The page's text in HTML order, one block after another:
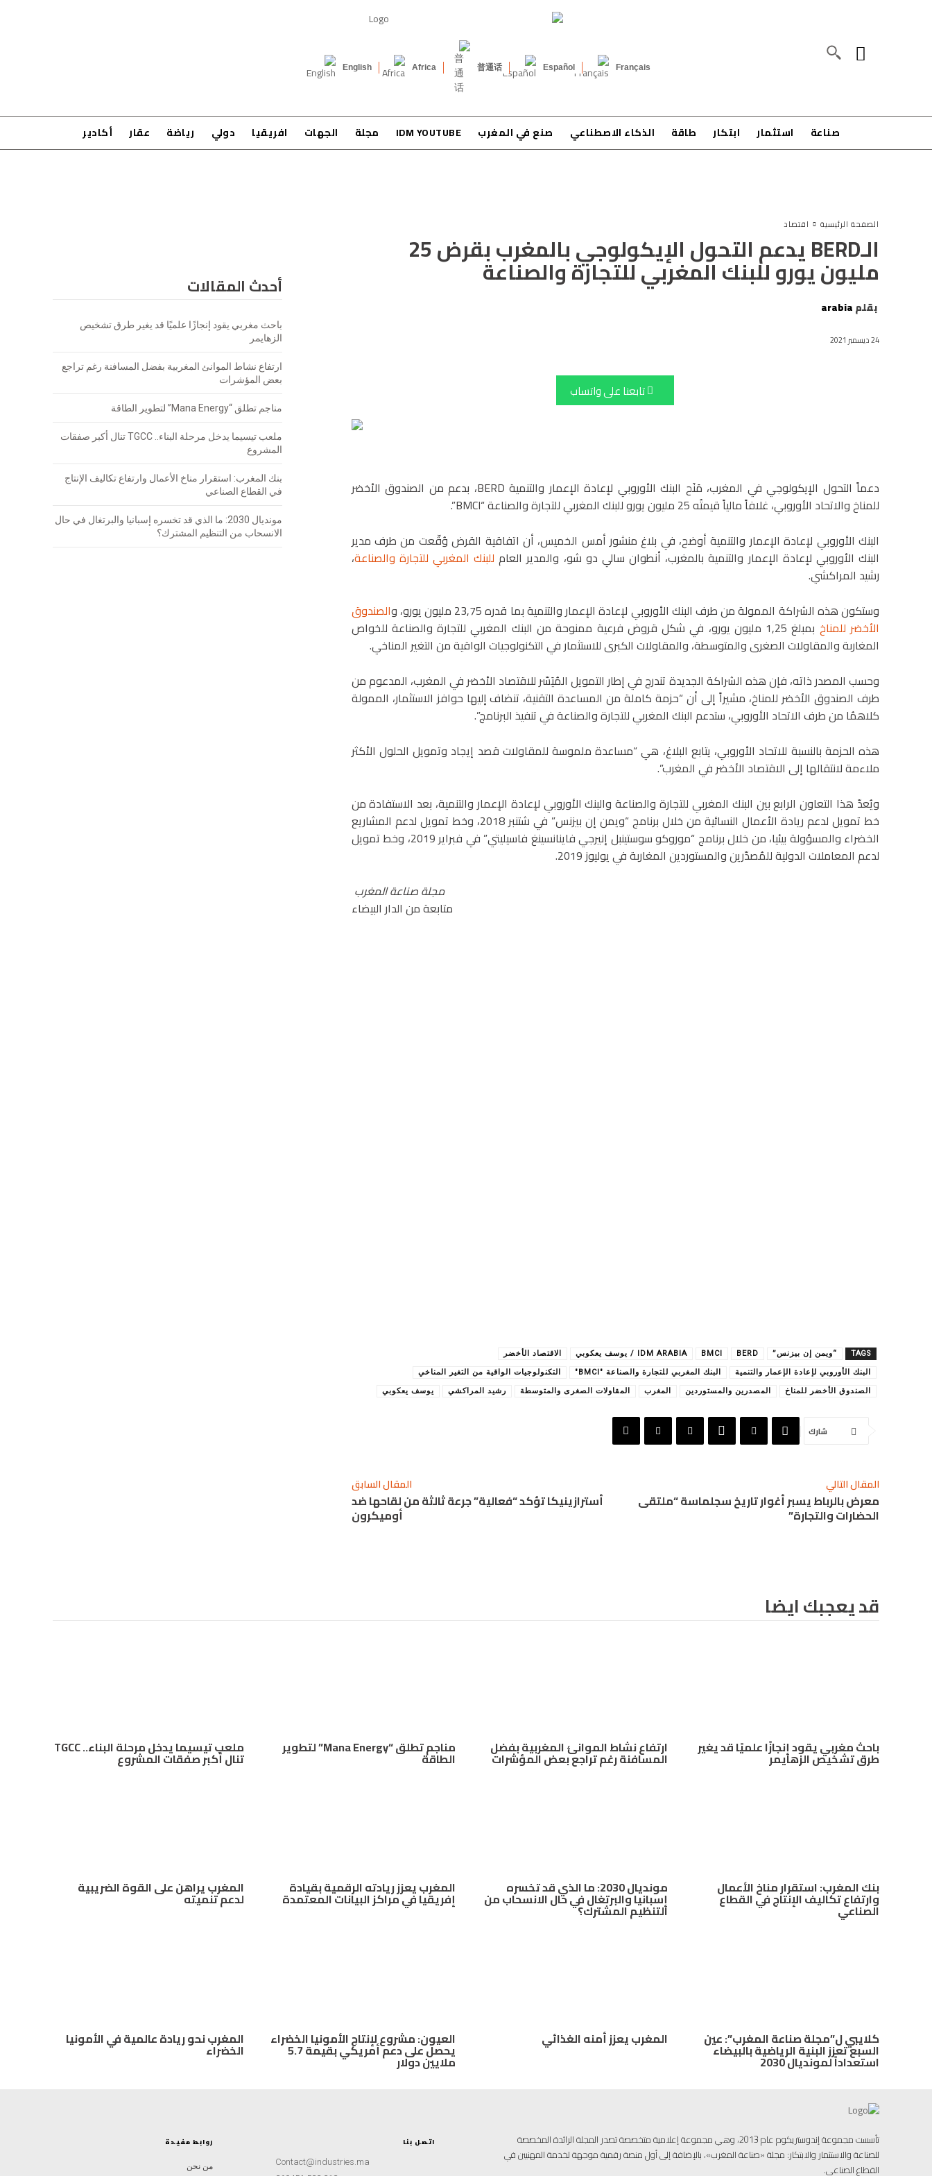
Français
Español
普通话
Africa
English
صناعة استثمار ابتكار طاقة الذكاء الاصطناعي صنع في المغرب IDM YOUTUBE مجلة الجهات افريقيا دولي رياضة عقار أكادير
الصفحة الرئيسية اقتصاد
أحدث المقالات
باحث مغربي يقود إنجازًا علميًا قد يغير طرق تشخيص
الزهايمر
ارتفاع نشاط الموانئ المغربية بفضل المسافنة رغم تراجع
بعض المؤشرات
مناجم تطلق “Mana Energy” لتطوير الطاقة
ملعب تيسيما يدخل مرحلة البناء.. TGCC تنال أكبر صفقات
المشروع
بنك المغرب: استقرار مناخ الأعمال وارتفاع تكاليف الإنتاج
في القطاع الصناعي
مونديال 2030: ما الذي قد تخسره إسبانيا والبرتغال في حال
الانسحاب من التنظيم المشترك؟
الـBERD يدعم التحول الإيكولوجي بالمغرب بقرض 25
مليون يورو للبنك المغربي للتجارة والصناعة
بقلمarabia
24 ديسمبر 2021
تابعنا على واتساب
دعماً التحول الإيكولوجي في المغرب، مَنَح البنك الأوروبي لإعادة الإعمار والتنمية BERD، بدعم من الصندوق الأخضر
للمناخ والاتحاد الأوروبي، غلافاً مالياً قيمتُه 25 مليون يورو للبنك المغربي للتجارة والصناعة “BMCI”.
البنك الأوروبي لإعادة الإعمار والتنمية أوضح، في بلاغ منشور أمس الخميس، أن اتفاقية القرض وُقّعت من طرف مدير
البنك الأوروبي لإعادة الإعمار والتنمية بالمغرب، أنطوان سالي دو شو، والمدير العام للبنك المغربي للتجارة والصناعة،
رشيد المراكشي.
وستكون هذه الشراكة الممولة من طرف البنك الأوروبي لإعادة الإعمار والتنمية بما قدره 23,75 مليون يورو، و
الصندوق
الأخضر للمناخ
بمبلغ 1,25 مليون يورو، في شكل قروض فرعية ممنوحة من البنك المغربي للتجارة والصناعة للخواص
المغاربة والمقاولات الصغرى والمتوسطة، والمقاولات الكبرى للاستثمار في التكنولوجيات الواقية من التغير المناخي.
وحسب المصدر ذاته، فإن هذه الشراكة الجديدة تندرج في إطار التمويل المُيَسّر للاقتصاد الأخضر في المغرب، المدعوم من
طرف الصندوق الأخضر للمناخ، مشيراً إلى أن “حزمة كاملة من المساعدة التقنية، تنضاف إليها حوافز الاستثمار، الممولة
كلاهمُا من طرف الاتحاد الأوروبي، ستدعم البنك المغربي للتجارة والصناعة في تنفيذ البرنامج”.
هذه الحزمة بالنسبة للاتحاد الأوروبي، يتابع البلاغ، هي “مساعدة ملموسة للمقاولات قصد إيجاد وتمويل الحلول الأكثر
ملاءمة لانتقالها إلى الاقتصاد الأخضر في المغرب”.
ويُعدّ هذا التعاون الرابع بين البنك المغربي للتجارة والصناعة والبنك الأوروبي لإعادة الإعمار والتنمية، بعد الاستفادة من
خط تمويل لدعم ريادة الأعمال النسائية من خلال برنامج “ويمن إن بيزنس” في شتنبر 2018، وخط تمويل لدعم المشاريع
الخضراء والمسؤولة بيئيا، من خلال برنامج “موروكو سوستينبل إنيرجي فاينانسينغ فاسيليتي” في فبراير 2019، وخط تمويل
لدعم المعاملات الدولية للمُصدّرين والمستوردين المغاربة في يوليوز 2019.
مجلة صناعة المغرب
متابعة من الدار البيضاء
TAGS “ويمن إن بيزنس” BERD
BMCI IDM ARABIA / يوسف يعكوبي الاقتصاد الأخضر
البنك الأوروبي لإعادة الإعمار والتنمية البنك المغربي للتجارة والصناعة "BMCI" التكنولوجيات الواقية من التغير المناخي
الصندوق الأخضر للمناخ المصدرين والمستوردين المغرب المقاولات الصغرى والمتوسطة رشيد المراكشي يوسف يعكوبي
شارك
المقال السابق
أسترازينيكا تؤكد “فعالية” جرعة ثالثة من لقاحها ضد
أوميكرون
المقال التالي
معرض بالرباط يسبر أغوار تاريخ سجلماسة “ملتقى
الحضارات والتجارة”‎‎
قد يعجبك ايضا
باحث مغربي يقود إنجازًا علميًا قد يغير
طرق تشخيص الزهايمر
ارتفاع نشاط الموانئ المغربية بفضل
المسافنة رغم تراجع بعض المؤشرات
مناجم تطلق “Mana Energy” لتطوير
الطاقة
ملعب تيسيما يدخل مرحلة البناء.. TGCC
تنال أكبر صفقات المشروع
بنك المغرب: استقرار مناخ الأعمال
وارتفاع تكاليف الإنتاج في القطاع
الصناعي
مونديال 2030: ما الذي قد تخسره
إسبانيا والبرتغال في حال الانسحاب من
التنظيم المشترك؟
المغرب يعزز ريادته الرقمية بقيادة
إفريقيا في مراكز البيانات المعتمدة
المغرب يراهن على القوة الضريبية
لدعم تنميته
كلايبي ل”مجلة صناعة المغرب”: عين
السبع تعزز البنية الرياضية بالبيضاء
استعداداً لمونديال 2030
المغرب يعزز أمنه الغذائي العيون: مشروع لإنتاج الأمونيا الخضراء
يحصل على دعم أمريكي بقيمة 5.7
ملايين دولار
المغرب نحو ريادة عالمية في الأمونيا
الخضراء
روابط مفيدة
من نحن
اتصل بنا
Contact@industries.ma
تأسست مجموعة إندوستريكوم عام 2013، وهي مجموعة إعلامية متخصصة تصدر المجلة الرائدة المخصصة
للصناعة والاستثمار والابتكار: مجلة «صناعة المغرب»، بالإضافة إلى أول منصة رقمية موجهة لخدمة المهنيين في
القطاع الصناعي.